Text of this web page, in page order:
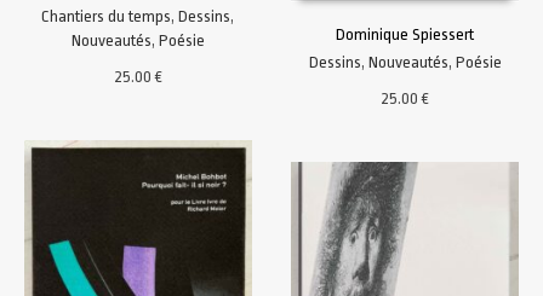
Chantiers du temps,Dessins,
Nouveautés, Poésie
25.00€
Dominique Spiessert
Dessins, Nouveautés, Poésie
25.00€